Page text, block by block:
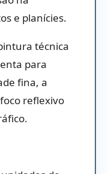
e planícies.
técnica
para
fina, a
reflexivo